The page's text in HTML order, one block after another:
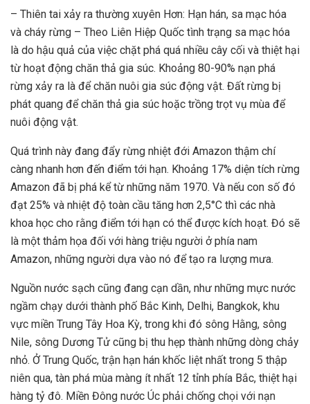
– Thiên tai xảy ra thường xuyên Hơn: Hạn hán, sa mạc hóa
và cháy rừng – Theo Liên Hiệp Quốc tình trạng sa mạc hóa
là do hậu quả của việc chặt phá quá nhiều cây cối và thiệt hại
từ hoạt động chăn thả gia súc. Khoảng 80-90% nạn phá
rừng xảy ra là để chăn nuôi gia súc động vật. Đất rừng bị
phát quang để chăn thả gia súc hoặc trồng trọt vụ mùa để
nuôi động vật.
Quá trình này đang đẩy rừng nhiệt đới Amazon thậm chí
càng nhanh hơn đến điểm tới hạn. Khoảng 17% diện tích rừng
Amazon đã bị phá kể từ những năm 1970. Và nếu con số đó
đạt 25% và nhiệt độ toàn cầu tăng hơn 2,5°C thì các nhà
khoa học cho rằng điểm tới hạn có thể được kích hoạt. Đó sẽ
là một thảm họa đối với hàng triệu người ở phía nam
Amazon, những người dựa vào nó để tạo ra lượng mưa.
Nguồn nước sạch cũng đang cạn dần, như những mực nước
ngầm chạy dưới thành phố Bắc Kinh, Delhi, Bangkok, khu
vực miền Trung Tây Hoa Kỳ, trong khi đó sông Hằng, sông
Nile, sông Dương Tử cũng bị thu hẹp thành những dòng chảy
nhỏ. Ở Trung Quốc, trận hạn hán khốc liệt nhất trong 5 thập
niên qua, tàn phá mùa màng ít nhất 12 tỉnh phía Bắc, thiệt hại
hàng tỷ đô. Miền Đông nước Úc phải chống chọi với nạn